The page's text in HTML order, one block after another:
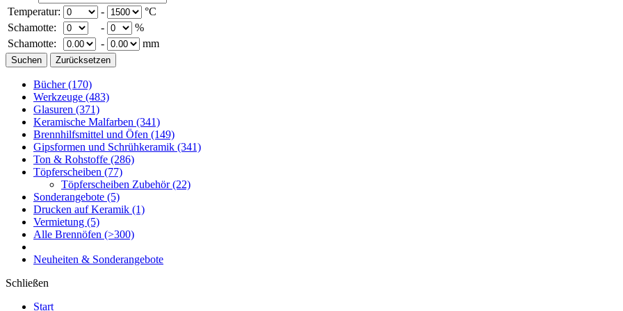
Temperatur:
-
°C
Schamotte:
-
%
Schamotte:
- mm
Bücher(170)
Werkzeuge (483)
Glasuren (371)
Keramische Malfarben (341)
Brennhilfsmittel und Öfen (149)
Gipsformen und Schrühkeramik (341)
Ton & Rohstoffe (286)
Töpferscheiben (77)
Töpferscheiben Zubehör(22)
Sonderangebote (5)
Drucken auf Keramik (1)
Vermietung (5)
Alle Brennöfen (>300)
Neuheiten & Sonderangebote
Schließen
Start